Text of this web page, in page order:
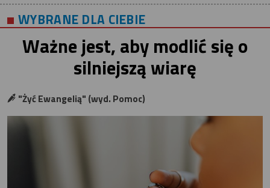
WYBRANE DLA CIEBIE
Ważne jest, aby modlić się o
silniejszą wiarę
"Żyć Ewangelią" (wyd. Pomoc)